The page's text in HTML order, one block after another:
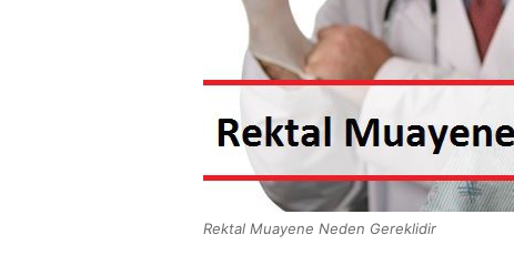
Rektal Muayene Neden Gereklidir